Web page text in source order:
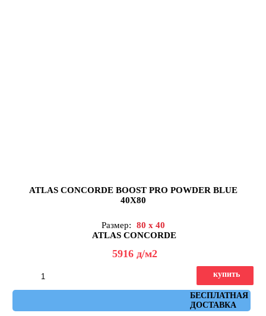
ATLAS CONCORDE BOOST PRO POWDER BLUE
40X80
Размер:
80 x 40
ATLAS CONCORDE
5916 д/м2
БЕСПЛАТНАЯ
ДОСТАВКА
купить